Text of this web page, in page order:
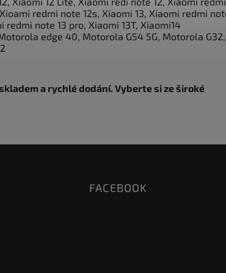
redmi note 12s, Xiaomi 13, Xiaomi redmi
redmi note 13 pro, Xiaomi 13T, Xiaomi14
edge 40, Motorola G54 5G, Motorola G32,
a rychlé dodání. Vyberte si ze široké
FACEBOOK